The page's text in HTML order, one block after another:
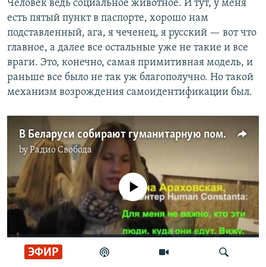
ЭФИР
Человек ведь социальное животное. И тут, у меня
есть пятый пункт в паспорте, хорошо нам
подставленный, ага, я чеченец, я русский — вот что
главное, а далее все остальные уже не такие и все
враги. Это, конечно, самая примитивная модель, и
раньше все было не так уж благополучно. Но такой
механизм возрождения самоидентификации был.
В Беларуси собирают гуманитарную помощь чеченским беженцам
byРадио Свобода
No media source currently available
0:00